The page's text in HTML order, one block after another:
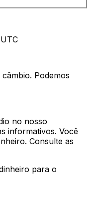
Podemos
no nosso
informativos. Você
Consulte as
para o